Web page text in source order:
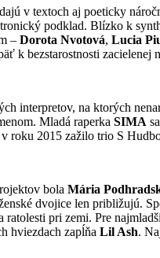
v textoch aj poeticky
podklad. Blízko k
– Dorota Nvotová, Lucia
k bezstarostnosti zacielenej
interpretov, na ktorých
Mladá raperka SIMA
roku 2015 zažilo trio S
bola Mária
dvojice len približujú.
ratolesti pri zemi. Pre
hviezdach zapĺňa Lil Ash.